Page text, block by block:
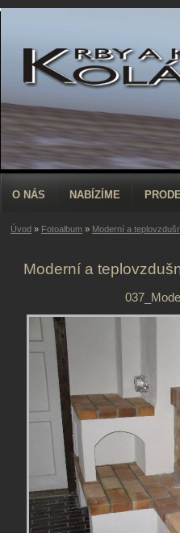
O NÁS NABÍZÍME
Úvod » Fotoalbum » Moderní a
Moderní a